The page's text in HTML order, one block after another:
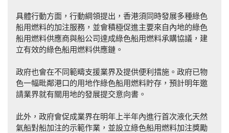
具體行動方面，行動綱領提出，香港須同時發展多種綠色
船用燃料的加注服務，並會積極促進主要來自內地的綠色
船用燃料供應商與船公司達成綠色船用燃料承購協議，建
立有效的綠色船用燃料供應鏈。
政府也會在不同範疇支援業界及提供便利措施。政府已物
色一幅毗鄰港口的用地作綠色船用燃料貯存，預計明年邀
請業界就有關用地的發展提交意向書。
此外，政府會促成業界在明年上半年內進行首次液化天然
氣船對船加注的示範作業，並設立綠色船用燃料加注獎勵